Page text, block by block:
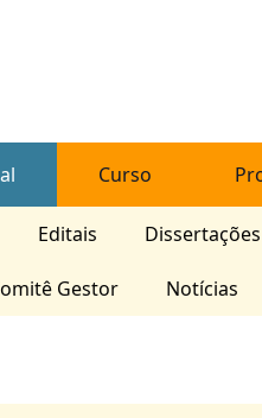
Curso
Editais Dissertações
Gestor Notícias